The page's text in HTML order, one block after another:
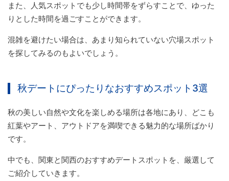
また、人気スポットでも少し時間帯をずらすことで、ゆった
りとした時間を過ごすことができます。
混雑を避けたい場合は、あまり知られていない穴場スポット
を探してみるのもよいでしょう。
秋デートにぴったりなおすすめスポット3選
秋の美しい自然や文化を楽しめる場所は各地にあり、どこも
紅葉やアート、アウトドアを満喫できる魅力的な場所ばかり
です。
中でも、関東と関西のおすすめデートスポットを、厳選して
ご紹介していきます。